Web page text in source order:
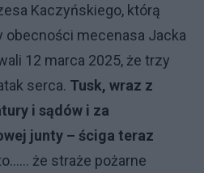
Kaczyńskiego, którą
obecności mecenasa Jacka
12 marca 2025, że trzy
serca. Tusk, wraz z
i sądów i za
junty – ściga teraz
że straże pożarne